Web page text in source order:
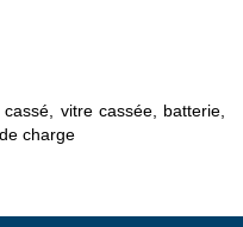
vitre cassée, batterie,
charge